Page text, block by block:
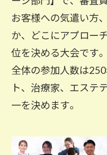
お客様への気遣い方
か、どこにアプロー
位を決める大会です。
全体の参加人数は
ト、治療家、エステ
一を決めます。